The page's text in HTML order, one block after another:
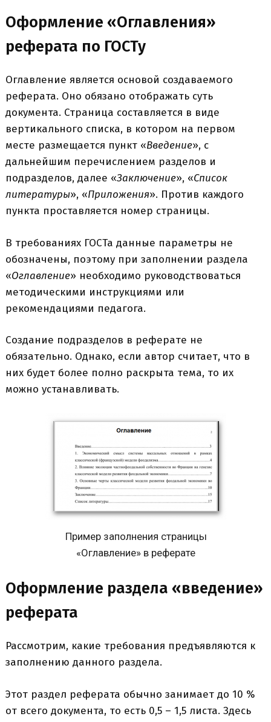
Оформление «Оглавления»
реферата по ГОСТу
Оглавление является основой создаваемого
реферата. Оно обязано отображать суть
документа. Страница составляется в виде
вертикального списка, в котором на первом
месте размещается пункт «Введение», с
дальнейшим перечислением разделов и
подразделов, далее «Заключение», «Список
литературы», «Приложения». Против каждого
пункта проставляется номер страницы.
В требованиях ГОСТа данные параметры не
обозначены, поэтому при заполнении раздела
«Оглавление» необходимо руководствоваться
методическими инструкциями или
рекомендациями педагога.
Создание подразделов в реферате не
обязательно. Однако, если автор считает, что в
них будет более полно раскрыта тема, то их
можно устанавливать.
Пример заполнения страницы
«Оглавление» в реферате
Оформление раздела «введение»
реферата
Рассмотрим, какие требования предъявляются к
заполнению данного раздела.
Этот раздел реферата обычно занимает до 10 %
от всего документа, то есть 0,5 – 1,5 листа. Здесь